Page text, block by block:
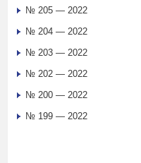
№ 205 — 2022
№ 204 — 2022
№ 203 — 2022
№ 202 — 2022
№ 200 — 2022
№ 199 — 2022